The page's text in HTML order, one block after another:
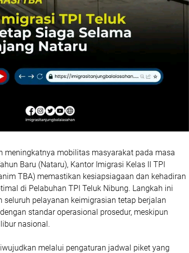
meningkatnya mobilitas masyarakat pada masa
Baru (Nataru), Kantor Imigrasi Kelas II TPI
TBA) memastikan kesiapsiagaan dan kehadiran
di Pelabuhan TPI Teluk Nibung. Langkah ini
pelayanan keimigrasian tetap berjalan
standar operasional prosedur, meskipun
nasional.
melalui pengaturan jadwal piket yang